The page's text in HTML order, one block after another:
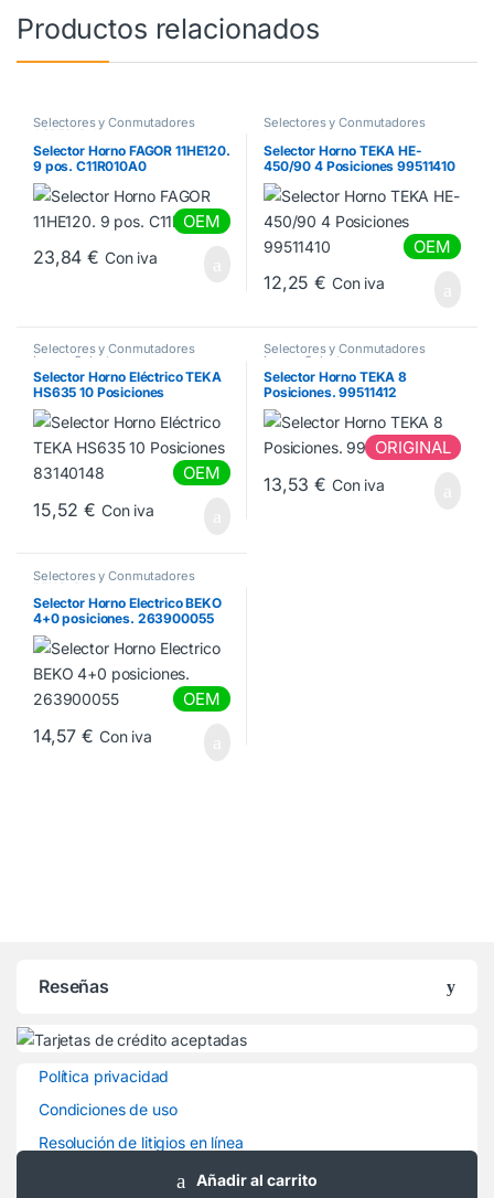
Añadir al carrito
Productos relacionados
Selectores y Conmutadores
ASPES Selectores y
Conmutadores EDESA,
Selectores y conmutadores
FAGOR ,Selectores y
Conmutadores horno
Selector Horno FAGOR 11HE120.
9 pos. C11R010A0
OEM
23,84€ Con iva
Selectores y Conmutadores
Selectores y
Conmutadores TEKA
Selector Horno TEKA HE-
450/90 4 Posiciones 99511410
OEM
12,25€ Con iva
Selectores y Conmutadores
horno Selectores y
Conmutadores TEKA
Selector Horno Eléctrico TEKA
HS635 10 Posiciones
83140148
OEM
15,52€ Con iva
Selectores y Conmutadores
horno Selectores y
Conmutadores TEKA
Selector Horno TEKA 8
Posiciones. 99511412
ORIGINAL
13,53€ Con iva
Selectores y Conmutadores
BEKO Selectores y
Conmutadores horno
Selector Horno Electrico BEKO
4+0 posiciones. 263900055
OEM
14,57€ Con iva
Reseñas
Política privacidad
Condiciones de uso
Resolución de litigios en línea